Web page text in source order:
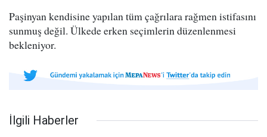
Paşinyan kendisine yapılan tüm çağrılara rağmen istifasını
sunmuş değil. Ülkede erken seçimlerin düzenlenmesi
bekleniyor.
İlgili Haberler